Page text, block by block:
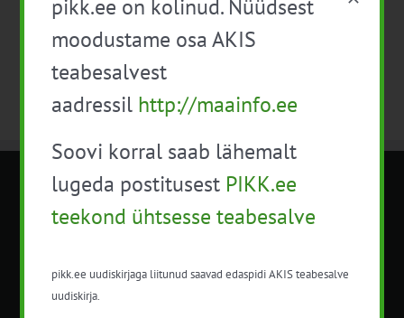
Telli kalender
METK NÕUANDETEENISTUS
korraldatalse põllu- ja maamajanduslikke
pikk.ee on kolinud. Nüüdsest
moodustame osa AKIS
teabesalvest
aadressil http://maainfo.ee
Soovi korral saab lähemalt
lugeda postitusest PIKK.ee
teekond ühtsesse teabesalve
pikk.ee uudiskirjaga liitunud saavad edaspidi AKIS teabesalve
uudiskirja.